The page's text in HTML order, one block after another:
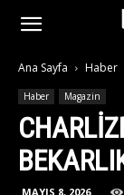
Ana Sayfa Haber
Haber Magazin
MAYIS 8, 2026